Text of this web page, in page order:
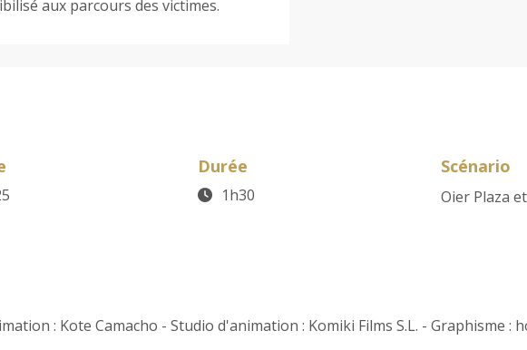
aux parcours des victimes.
Durée
1h30
Scénario
Oier Plaza
: Kote Camacho - Studio d'animation : Komiki Films S.L. - Graphisme :